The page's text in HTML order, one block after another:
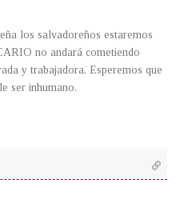
los salvadoreños estaremos
no andará cometiendo
y trabajadora. Esperemos que
ser inhumano.